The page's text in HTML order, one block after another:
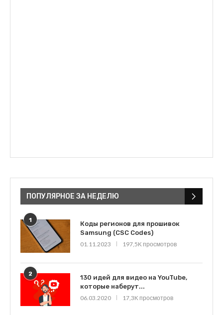
ПОПУЛЯРНОЕ ЗА НЕДЕЛЮ
1
Коды регионов для прошивок
Samsung (CSC Codes)
01.11.2023
197,5K просмотров
2
130 идей для видео на YouTube,
которые наберут...
06.03.2020
17,3K просмотров